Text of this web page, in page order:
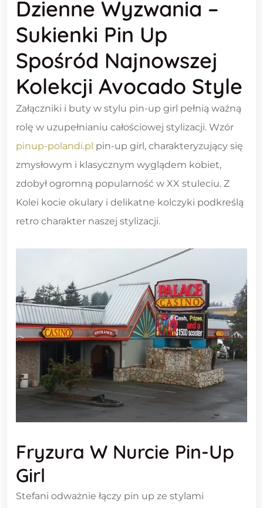
Dzienne Wyzwania –
Sukienki Pin Up
Spośród Najnowszej
Kolekcji Avocado Style
Załączniki i buty w stylu pin-up girl pełnią ważną
rolę w uzupełnianiu całościowej stylizacji. Wzór
pinup-polandi.pl pin-up girl, charakteryzujący się
zmysłowym i klasycznym wyglądem kobiet,
zdobył ogromną popularność w XX stuleciu. Z
Kolei kocie okulary i delikatne kolczyki podkreślą
retro charakter naszej stylizacji.
Fryzura W Nurcie Pin-Up
Girl
Stefani odważnie łączy pin up ze stylami